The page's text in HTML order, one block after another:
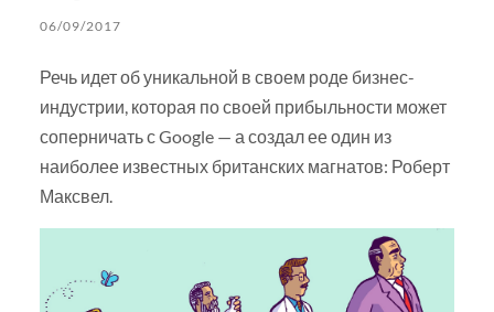
06/09/2017
Речь идет об уникальной в своем роде бизнес-
индустрии, которая по своей прибыльности может
соперничать с Google — а создал ее один из
наиболее известных британских магнатов: Роберт
Максвел.